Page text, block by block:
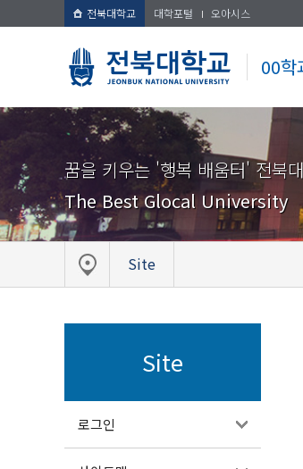
전북대학교 대학포털 오아시스
00학
꿈을 키우는 '행복 배움터' 전북
The Best Glocal University
Site
Site
로그인